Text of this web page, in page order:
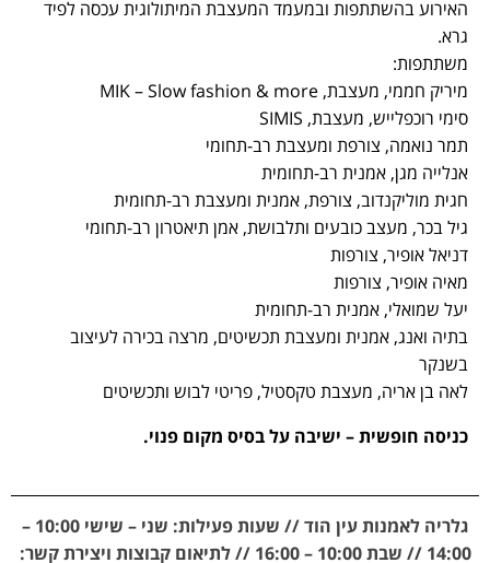
האירוע בהשתתפות ובמעמד המעצבת המיתולוגית עכסה לפיד
גרא.
משתתפות:
מיריק חממי, מעצבת, MIK – Slow fashion & more
סימי רוכפלייש, מעצבת, SIMIS
תמר נואמה, צורפת ומעצבת רב-תחומי
אנלייה מגן, אמנית רב-תחומית
חגית מוליקנדוב, צורפת, אמנית ומעצבת רב-תחומית
גיל בכר, מעצב כובעים ותלבושת, אמן תיאטרון רב-תחומי
דניאל אופיר, צורפות
מאיה אופיר, צורפות
יעל שמואלי, אמנית רב-תחומית
בתיה ואנג, אמנית ומעצבת תכשיטים, מרצה בכירה לעיצוב
בשנקר
לאה בן אריה, מעצבת טקסטיל, פריטי לבוש ותכשיטים
כניסה חופשית – ישיבה על בסיס מקום פנוי.
גלריה לאמנות עין הוד // שעות פעילות: שני – שישי 10:00 –
14:00 // שבת 10:00 – 16:00 // לתיאום קבוצות ויצירת קשר: